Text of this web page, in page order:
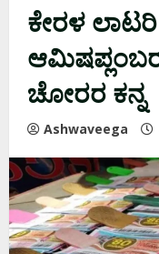
ಕೇರಳ
ಚೋರರ ಕನ್ನ
Ashwaveega